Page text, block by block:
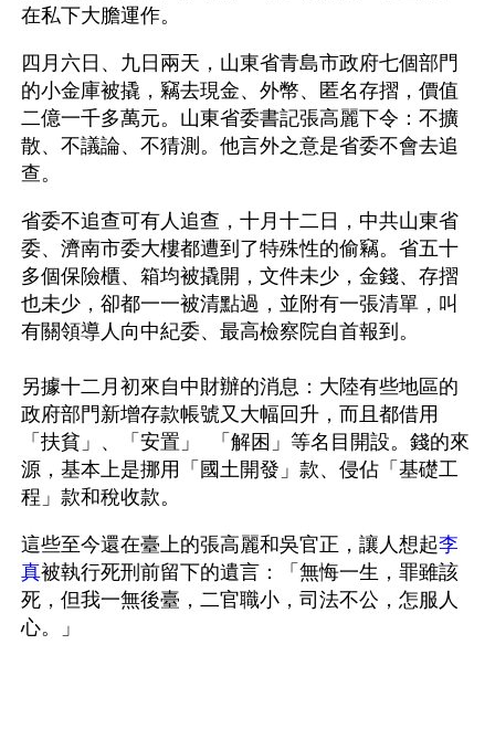
在私下大膽運作。
四月六日、九日兩天，山東省青島市政府七個部門
的小金庫被撬，竊去現金、外幣、匿名存摺，價值
二億一千多萬元。山東省委書記張高麗下令：不擴
散、不議論、不猜測。他言外之意是省委不會去追
查。
省委不追查可有人追查，十月十二日，中共山東省
委、濟南市委大樓都遭到了特殊性的偷竊。省五十
多個保險櫃、箱均被撬開，文件未少，金錢、存摺
也未少，卻都一一被清點過，並附有一張清單，叫
有關領導人向中紀委、最高檢察院自首報到。
另據十二月初來自中財辦的消息：大陸有些地區的
政府部門新增存款帳號又大幅回升，而且都借用
「扶貧」、「安置」  「解困」等名目開設。錢的來
源，基本上是挪用「國土開發」款、侵佔「基礎工
程」款和稅收款。
這些至今還在臺上的張高麗和吳官正，讓人想起李
真被執行死刑前留下的遺言：「無悔一生，罪雖該
死，但我一無後臺，二官職小，司法不公，怎服人
心。」